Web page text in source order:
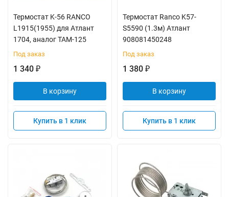
Термостат K-56 RANCO
L1915(1955) для Атлант
1704, аналог ТАМ-125
Под заказ
1 340 ₽
В корзину
Купить в 1 клик
Термостат Ranco K57-
S5590 (1.3м) Атлант
908081450248
Под заказ
1 380 ₽
В корзину
Купить в 1 клик